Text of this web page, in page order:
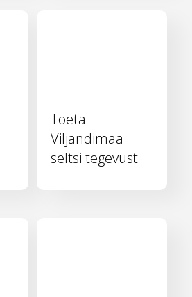
Toeta
Viljandimaa
seltsi tegevust